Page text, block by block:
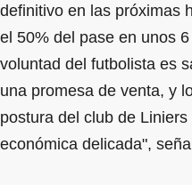
definitivo en las próximas
el 50% del pase en unos
voluntad del futbolista es
una promesa de venta, y
postura del club de
económica delicada",